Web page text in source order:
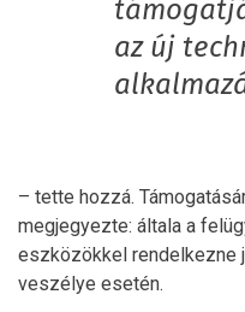
az új
– tette hozzá.
megjegyezte: általa a
eszközökkel rendelkezne
veszélye esetén.